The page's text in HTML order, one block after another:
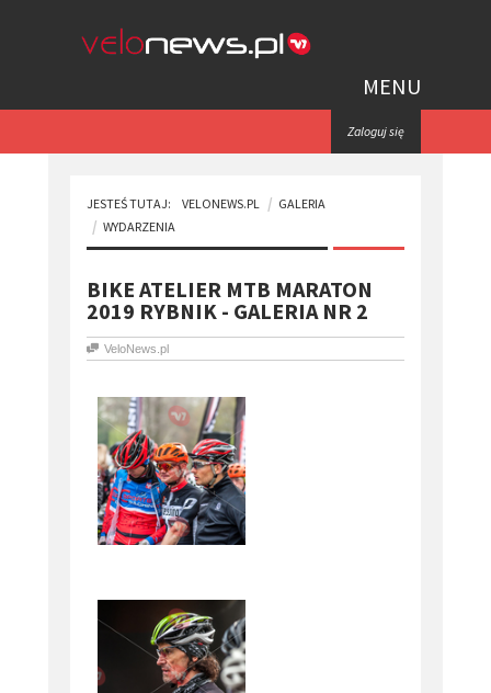
MENU
Zaloguj się
JESTEŚ TUTAJ: VELONEWS.PL
GALERIA
WYDARZENIA
BIKE ATELIER MTB MARATON
2019 RYBNIK - GALERIA NR 2
VeloNews.pl